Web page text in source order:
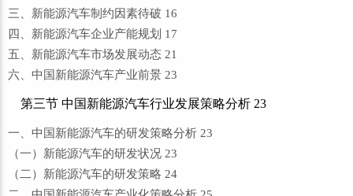
三、新能源汽车制约因素待破 16
四、新能源汽车企业产能规划 17
五、新能源汽车市场发展动态 21
六、中国新能源汽车产业前景 23
第三节 中国新能源汽车行业发展策略分析 23
一、中国新能源汽车的研发策略分析 23
（一）新能源汽车的研发状况 23
（二）新能源汽车的研发策略 24